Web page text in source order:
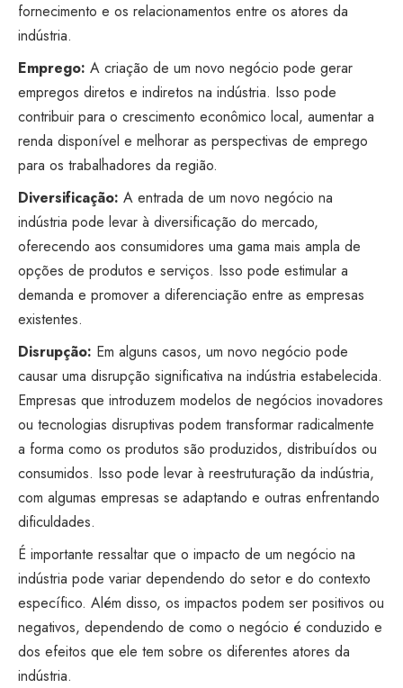
fornecimento e os relacionamentos entre os atores da
indústria.
Emprego: A criação de um novo negócio pode gerar
empregos diretos e indiretos na indústria. Isso pode
contribuir para o crescimento econômico local, aumentar a
renda disponível e melhorar as perspectivas de emprego
para os trabalhadores da região.
Diversificação: A entrada de um novo negócio na
indústria pode levar à diversificação do mercado,
oferecendo aos consumidores uma gama mais ampla de
opções de produtos e serviços. Isso pode estimular a
demanda e promover a diferenciação entre as empresas
existentes.
Disrupção: Em alguns casos, um novo negócio pode
causar uma disrupção significativa na indústria estabelecida.
Empresas que introduzem modelos de negócios inovadores
ou tecnologias disruptivas podem transformar radicalmente
a forma como os produtos são produzidos, distribuídos ou
consumidos. Isso pode levar à reestruturação da indústria,
com algumas empresas se adaptando e outras enfrentando
dificuldades.
É importante ressaltar que o impacto de um negócio na
indústria pode variar dependendo do setor e do contexto
específico. Além disso, os impactos podem ser positivos ou
negativos, dependendo de como o negócio é conduzido e
dos efeitos que ele tem sobre os diferentes atores da
indústria.